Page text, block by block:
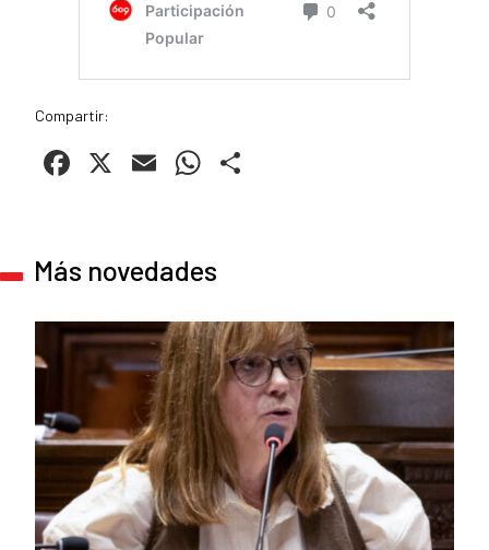
Compartir:
Facebook
X EmailWhatsApp
Más novedades